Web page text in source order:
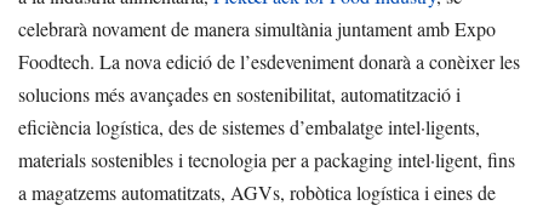
celebrarà novament de manera simultània juntament amb Expo
Foodtech. La nova edició de l’esdeveniment donarà a conèixer les
solucions més avançades en sostenibilitat, automatització i
eficiència logística, des de sistemes d’embalatge intel·ligents,
materials sostenibles i tecnologia per a packaging intel·ligent, fins
a magatzems automatitzats, AGVs, robòtica logística i eines de